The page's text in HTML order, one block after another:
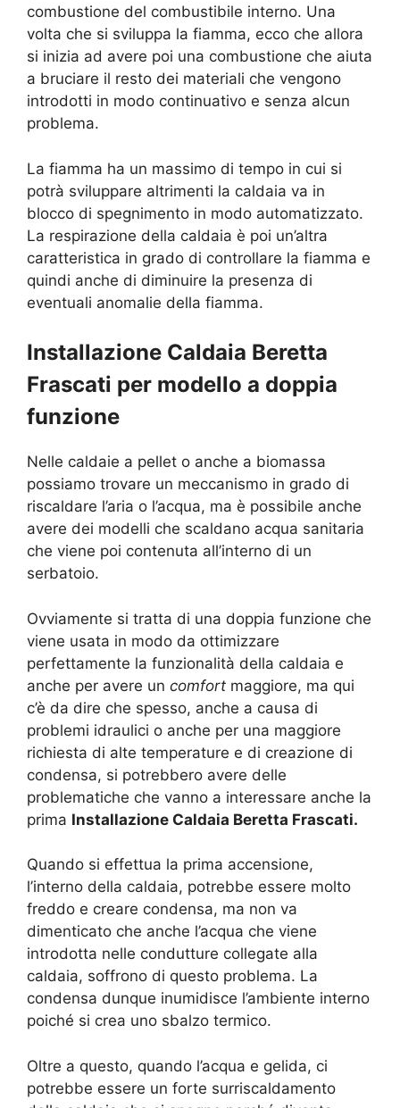
combustione del combustibile interno. Una
volta che si sviluppa la fiamma, ecco che allora
si inizia ad avere poi una combustione che aiuta
a bruciare il resto dei materiali che vengono
introdotti in modo continuativo e senza alcun
problema.
La fiamma ha un massimo di tempo in cui si
potrà sviluppare altrimenti la caldaia va in
blocco di spegnimento in modo automatizzato.
La respirazione della caldaia è poi un’altra
caratteristica in grado di controllare la fiamma e
quindi anche di diminuire la presenza di
eventuali anomalie della fiamma.
Installazione Caldaia Beretta
Frascati per modello a doppia
funzione
Nelle caldaie a pellet o anche a biomassa
possiamo trovare un meccanismo in grado di
riscaldare l’aria o l’acqua, ma è possibile anche
avere dei modelli che scaldano acqua sanitaria
che viene poi contenuta all’interno di un
serbatoio.
Ovviamente si tratta di una doppia funzione che
viene usata in modo da ottimizzare
perfettamente la funzionalità della caldaia e
anche per avere un comfort maggiore, ma qui
c’è da dire che spesso, anche a causa di
problemi idraulici o anche per una maggiore
richiesta di alte temperature e di creazione di
condensa, si potrebbero avere delle
problematiche che vanno a interessare anche la
prima Installazione Caldaia Beretta Frascati.
Quando si effettua la prima accensione,
l’interno della caldaia, potrebbe essere molto
freddo e creare condensa, ma non va
dimenticato che anche l’acqua che viene
introdotta nelle condutture collegate alla
caldaia, soffrono di questo problema. La
condensa dunque inumidisce l’ambiente interno
poiché si crea uno sbalzo termico.
Oltre a questo, quando l’acqua e gelida, ci
potrebbe essere un forte surriscaldamento